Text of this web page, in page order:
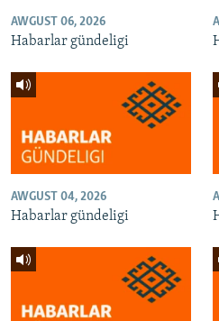
AWGUST 06, 2026
Habarlar gündeligi
AWGUST 04, 2026
Habarlar gündeligi